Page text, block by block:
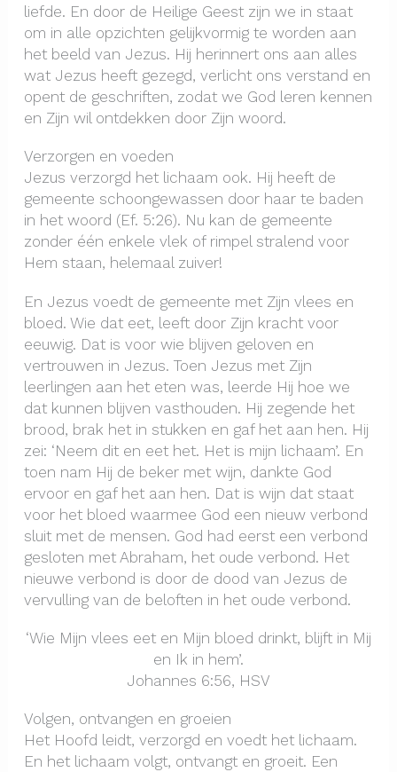
liefde. En door de Heilige Geest zijn we in staat
om in alle opzichten gelijkvormig te worden aan
het beeld van Jezus. Hij herinnert ons aan alles
wat Jezus heeft gezegd, verlicht ons verstand en
opent de geschriften, zodat we God leren kennen
en Zijn wil ontdekken door Zijn woord.
Verzorgen en voeden
Jezus verzorgd het lichaam ook. Hij heeft de
gemeente schoongewassen door haar te baden
in het woord (Ef. 5:26). Nu kan de gemeente
zonder één enkele vlek of rimpel stralend voor
Hem staan, helemaal zuiver!
En Jezus voedt de gemeente met Zijn vlees en
bloed. Wie dat eet, leeft door Zijn kracht voor
eeuwig. Dat is voor wie blijven geloven en
vertrouwen in Jezus. Toen Jezus met Zijn
leerlingen aan het eten was, leerde Hij hoe we
dat kunnen blijven vasthouden. Hij zegende het
brood, brak het in stukken en gaf het aan hen. Hij
zei: ‘Neem dit en eet het. Het is mijn lichaam’. En
toen nam Hij de beker met wijn, dankte God
ervoor en gaf het aan hen. Dat is wijn dat staat
voor het bloed waarmee God een nieuw verbond
sluit met de mensen. God had eerst een verbond
gesloten met Abraham, het oude verbond. Het
nieuwe verbond is door de dood van Jezus de
vervulling van de beloften in het oude verbond.
‘Wie Mijn vlees eet en Mijn bloed drinkt, blijft in Mij
en Ik in hem’.
Johannes 6:56, HSV
Volgen, ontvangen en groeien
Het Hoofd leidt, verzorgd en voedt het lichaam.
En het lichaam volgt, ontvangt en groeit. Een